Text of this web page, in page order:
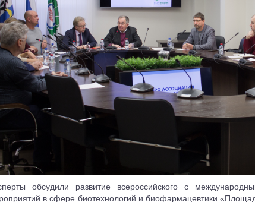
обсудили развитие всероссийского с
в сфере биотехнологий и биофармацевтики